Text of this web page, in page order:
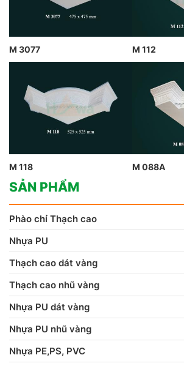
M 3077 M 112
M 118 M 088A
SẢN PHẨM
Phào chỉ Thạch cao
Nhựa PU
Thạch cao dát vàng
Thạch cao nhũ vàng
Nhựa PU dát vàng
Nhựa PU nhũ vàng
Nhựa PE,PS, PVC